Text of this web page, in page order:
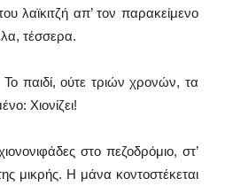
λαϊκιτζή απ’ τον παρακείμενο
τέσσερα.
παιδί, ούτε τριών χρονών, τα
Χιονίζει!
στο πεζοδρόμιο, στ’
μικρής. Η μάνα κοντοστέκεται